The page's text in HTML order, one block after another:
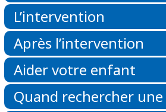
L’intervention
Après l’intervention
Aider votre enfant
Quand rechercher